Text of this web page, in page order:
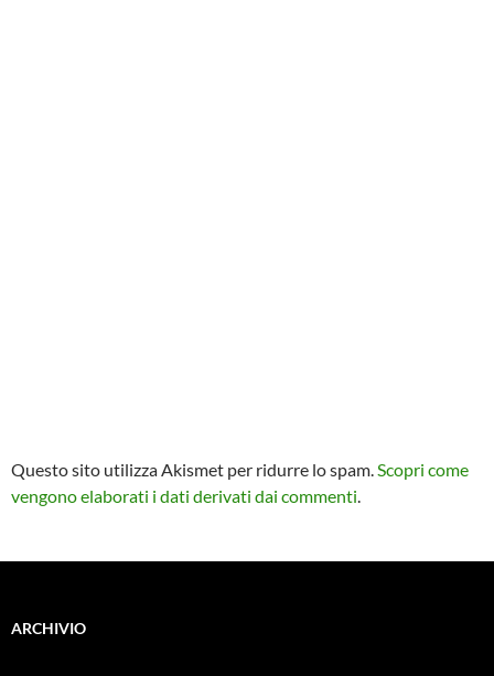
Questo sito utilizza Akismet per ridurre lo spam.Scopri come
vengono elaborati i dati derivati dai commenti.
ARCHIVIO